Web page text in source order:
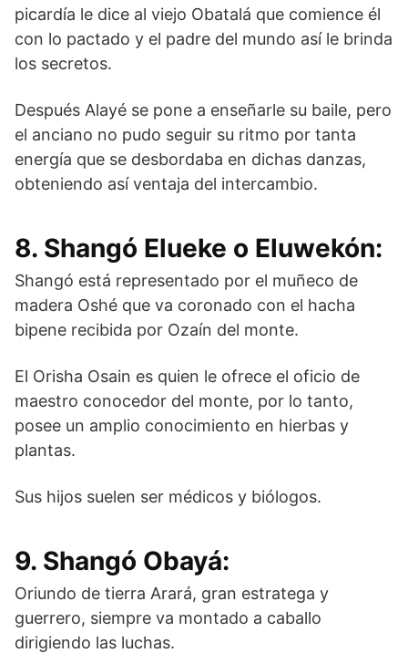
picardía le dice al viejo Obatalá que comience él
con lo pactado y el padre del mundo así le brinda
los secretos.
Después Alayé se pone a enseñarle su baile, pero
el anciano no pudo seguir su ritmo por tanta
energía que se desbordaba en dichas danzas,
obteniendo así ventaja del intercambio.
8. Shangó Elueke o Eluwekón:
Shangó está representado por el muñeco de
madera Oshé que va coronado con el hacha
bipene recibida por Ozaín del monte.
El Orisha Osain es quien le ofrece el oficio de
maestro conocedor del monte, por lo tanto,
posee un amplio conocimiento en hierbas y
plantas.
Sus hijos suelen ser médicos y biólogos.
9. Shangó Obayá:
Oriundo de tierra Arará, gran estratega y
guerrero, siempre va montado a caballo
dirigiendo las luchas.